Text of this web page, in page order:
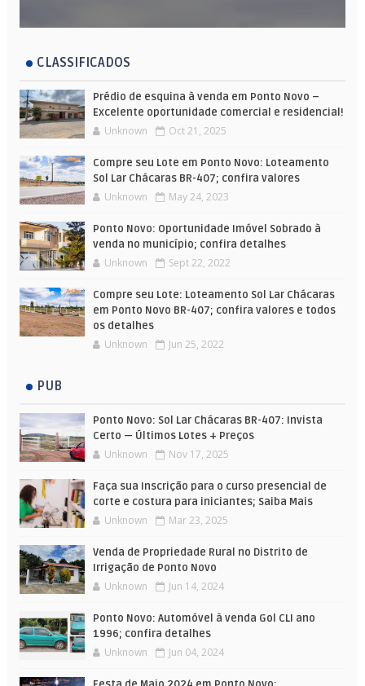
CLASSIFICADOS
Prédio de esquina à venda em Ponto Novo –
Excelente oportunidade comercial e residencial!
Unknown Oct 21, 2025
Compre seu Lote em Ponto Novo: Loteamento
Sol Lar Chácaras BR-407; confira valores
Unknown May 24, 2023
Ponto Novo: Oportunidade Imóvel Sobrado à
venda no município; confira detalhes
Unknown Sept 22, 2022
Compre seu Lote: Loteamento Sol Lar Chácaras
em Ponto Novo BR-407; confira valores e todos
os detalhes
Unknown Jun 25, 2022
PUB
Ponto Novo: Sol Lar Chácaras BR-407: Invista
Certo — Últimos Lotes + Preços
Unknown Nov 17, 2025
Faça sua Inscrição para o curso presencial de
corte e costura para iniciantes; Saiba Mais
Unknown Mar 23, 2025
Venda de Propriedade Rural no Distrito de
Irrigação de Ponto Novo
Unknown Jun 14, 2024
Ponto Novo: Automóvel à venda Gol CLI ano
1996; confira detalhes
Unknown Jun 04, 2024